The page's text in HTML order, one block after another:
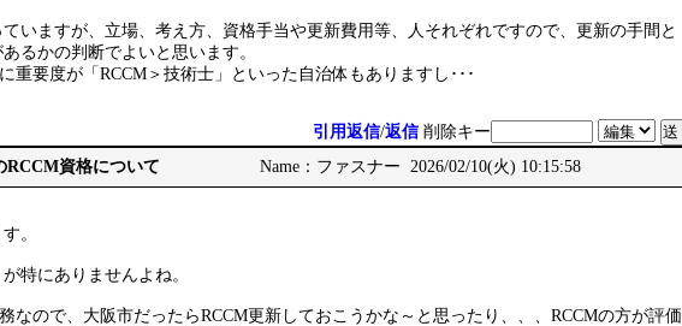
いますが、立場、考え方、資格手当や更新費用等、人それぞれですので、更新の手間と
るかの判断でよいと思います。
重要度が「RCCM＞技術士」といった自治体もありますし･･･
引用返信/返信 削除キー
RCCM資格について Name：ファスナー 2026/02/10(火) 10:15:58
。
特にありませんよね。
なので、大阪市だったらRCCM更新しておこうかな～と思ったり、、、RCCMの方が評価